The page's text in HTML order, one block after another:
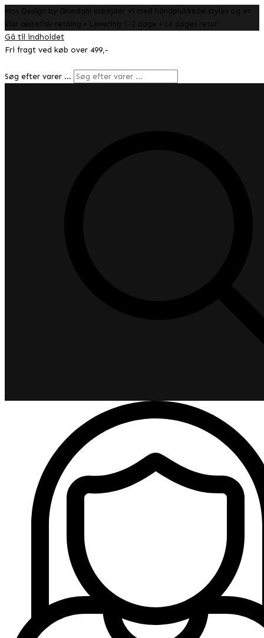
Hos Design by Grundahl arbejder vi med håndplukkede styles og en
klar æstetisk retning • Levering 1-2 dage • 14 dages retur
Gå til indholdet
Fri fragt ved køb over 499,-
Søg efter varer …